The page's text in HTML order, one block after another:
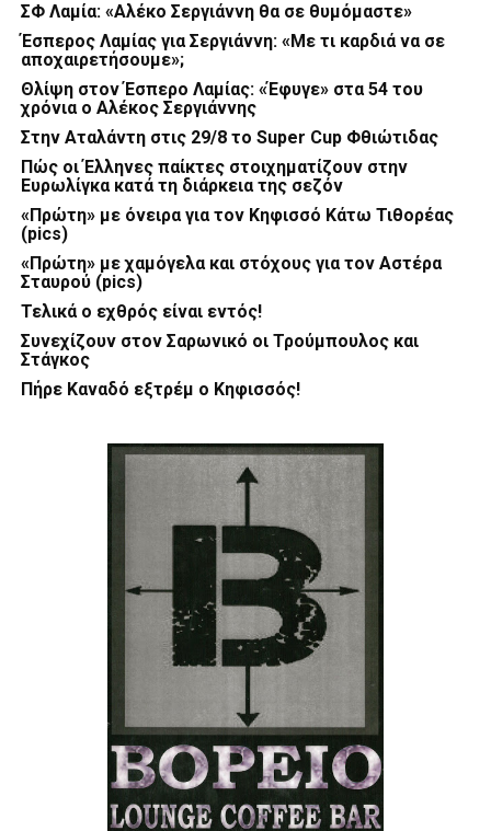
ΣΦ Λαμία: «Αλέκο Σεργιάννη θα σε θυμόμαστε»
Έσπερος Λαμίας για Σεργιάννη: «Με τι καρδιά να σε
αποχαιρετήσουμε»;
Θλίψη στον Έσπερο Λαμίας: «Έφυγε» στα 54 του
χρόνια ο Αλέκος Σεργιάννης
Στην Αταλάντη στις 29/8 το Super Cup Φθιώτιδας
Πώς οι Έλληνες παίκτες στοιχηματίζουν στην
Ευρωλίγκα κατά τη διάρκεια της σεζόν
«Πρώτη» με όνειρα για τον Κηφισσό Κάτω Τιθορέας
(pics)
«Πρώτη» με χαμόγελα και στόχους για τον Αστέρα
Σταυρού (pics)
Τελικά ο εχθρός είναι εντός!
Συνεχίζουν στον Σαρωνικό οι Τρούμπουλος και
Στάγκος
Πήρε Καναδό εξτρέμ ο Κηφισσός!